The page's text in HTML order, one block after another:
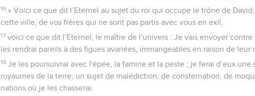
16 » Voici ce que dit l’Eternel au sujet du roi qui occupe le trône de
cette ville, de vos frères qui ne sont pas partis avec vous en exil,
17 voici ce que dit l’Eternel, le maître de l’univers : Je vais envoyer
les rendrai pareils à des figues avariées, immangeables en raison de leur
18 Je les poursuivrai avec l'épée, la famine et la peste ; je ferai d’eux
royaumes de la terre, un sujet de malédiction, de consternation, de
nations où je les chasserai.